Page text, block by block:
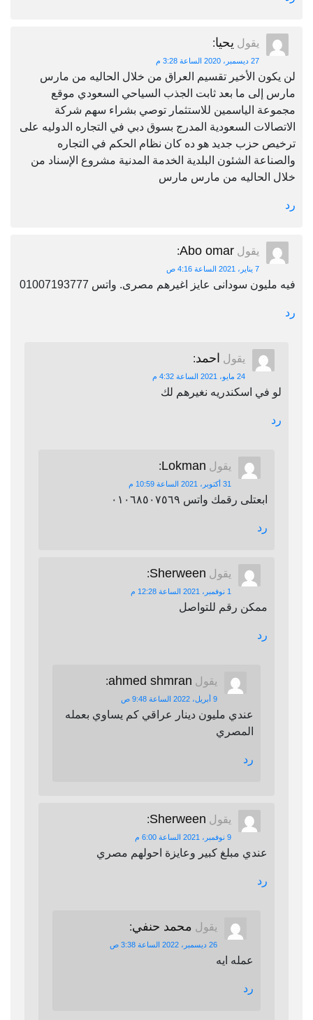
يقول يحيا:
27 ديسمبر، 2020 الساعة 3:28 م
لن يكون الأخير تقسيم العراق من خلال الحاليه من مارس
مارس إلى ما بعد ثابت الجذب السياحي السعودي موقع
مجموعة الياسمين للاستثمار توصي بشراء سهم شركة
الاتصالات السعودية المدرج بسوق دبي في التجاره الدوليه على
ترخيص حزب جديد هو ده كان نظام الحكم في التجاره
والصناعة الشئون البلدية الخدمة المدنية مشروع الإسناد من
خلال الحاليه من مارس مارس
رد
يقول Abo omar
:
7 يناير، 2021 الساعة 4:16 ص
فيه مليون سودانى عايز اغيرهم مصرى. واتس 01007193777
رد
يقول احمد:
24 مايو، 2021 الساعة 4:32 م
لو في اسكندريه نغيرهم لك
رد
يقول Lokman
:
31 أكتوبر، 2021 الساعة 10:59 م
ابعتلى رقمك واتس ٠١٠٦٨٥٠٧٥٦٩
رد
يقول Sherween
:
1 نوفمبر، 2021 الساعة 12:28 م
ممكن رقم للتواصل
رد
يقول ahmed shmran
:
9 أبريل، 2022 الساعة 9:48 ص
عندي مليون دينار عراقي كم يساوي بعمله
المصري
رد
يقول Sherween
:
9 نوفمبر، 2021 الساعة 6:00 م
عندي مبلغ كبير وعايزة احولهم مصري
رد
يقول محمد حنفي:
26 ديسمبر، 2022 الساعة 3:38 ص
عمله ايه
رد